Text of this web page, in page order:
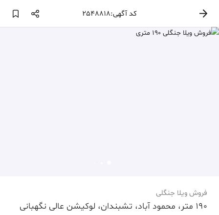
کد آگهی:2548818
فروش ویلا جنگلی
190 متر، محمود آباد، تشبندان، لوکیشن عالی نگهبانی